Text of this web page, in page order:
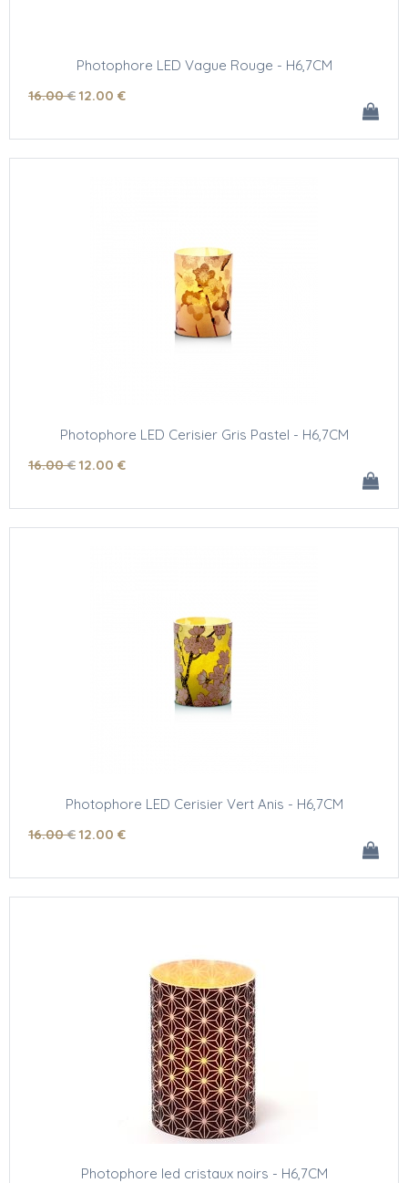
Photophore LED Vague Rouge - H6,7CM
16.00 €12.00 €
Photophore LED Cerisier Gris Pastel - H6,7CM
16.00 €12.00 €
Photophore LED Cerisier Vert Anis - H6,7CM
16.00 €12.00 €
Photophore led cristaux noirs - H6,7CM